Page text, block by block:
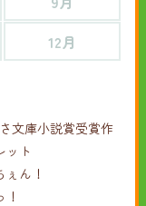
12月
文庫小説賞受賞作
ット
ぇん！